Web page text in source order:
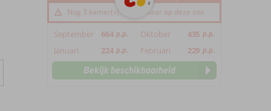
Nog 3 kamer(s) beschikbaar op deze site
September 664 p.p. Oktober 435 p.p.
Januari 224 p.p. Februari 229 p.p.
Bekijk beschikbaarheid